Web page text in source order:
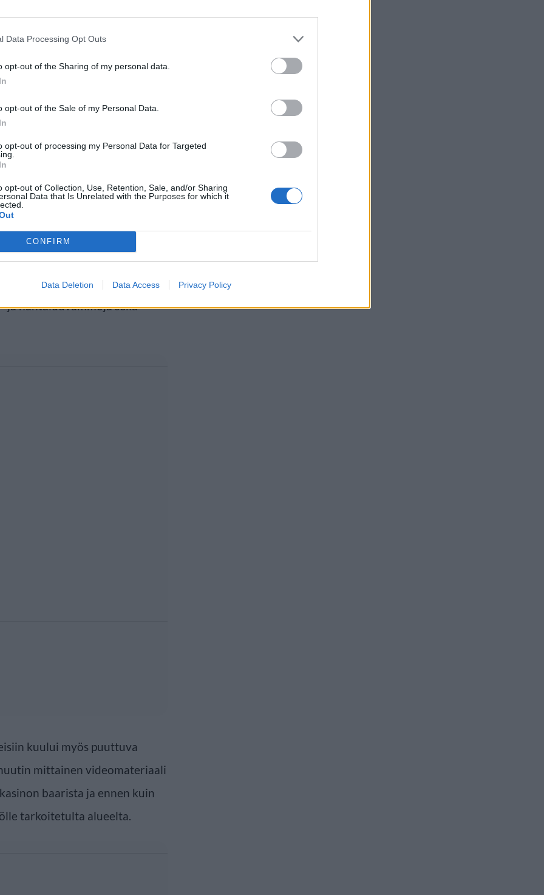
Data Processing Opt Outs
opt-out of the Sharing of my personal data.
opt-out of the Sale of my Personal Data.
opt-out of processing my Personal Data for Targeted
opt-out of Collection, Use, Retention, Sale, and/or Sharing
Data that Is Unrelated with the Purposes for which it
CONFIRM
Data Deletion Data Access Privacy Policy
antimista
tarjoillessaan
annoksia. Pian tämän
45-vuotias kalifornialainen
tequila-annosta kello 14.58–
hän kaatui portaissa ja sai
ja häntäluuvammoja sekä
kuului myös puuttuva
mittainen videomateriaali
baarista ja ennen kuin
tarkoitetulta alueelta.